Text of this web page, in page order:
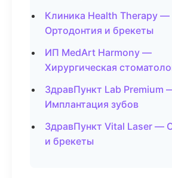
Клиника Health Therapy —
Ортодонтия и брекеты
ИП MedArt Harmony —
Хирургическая
ЗдравПункт Lab Premium
Имплантация зубов
ЗдравПункт Vital Laser —
и брекеты